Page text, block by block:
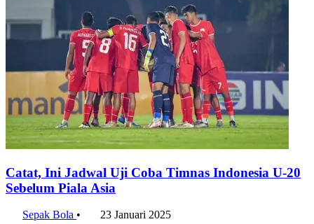
Catat, Ini Jadwal Uji Coba Timnas Indonesia U-20
Sebelum Piala Asia
Sepak Bola • 23 Januari 2025